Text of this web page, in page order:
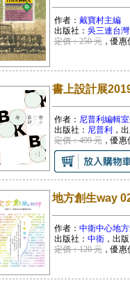
作者： 戴寶村主編
出版社： 吳三連台
定價：250 元，優惠
書上設計展
作者： 尼普利編輯
出版社： 尼普利 ，
定價：499 元，優惠
地方創生way
作者： 中衛中心地
出版社： 中衛，出
定價：120 元，優惠